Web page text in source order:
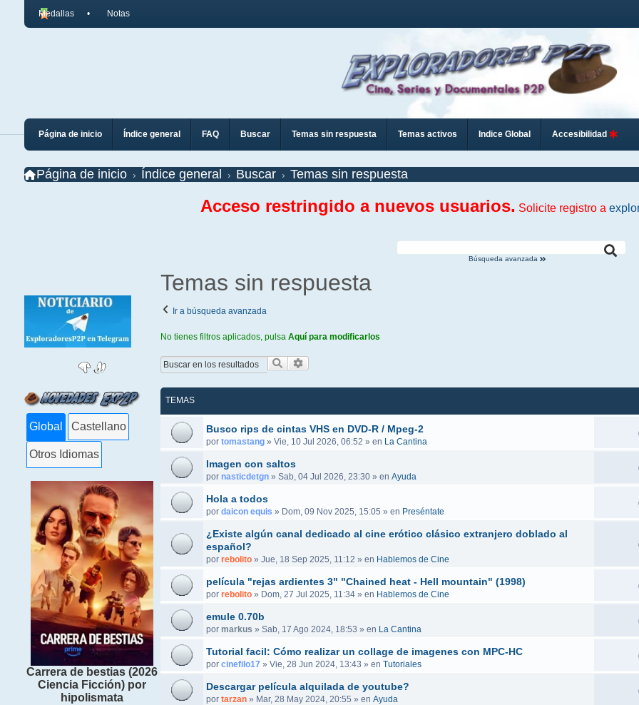
Medallas Notas
Página de inicio Índice general FAQ Buscar Temas sin respuesta Temas activos Indice Global Accesibilidad
Página de inicio Índice general Buscar Temas sin respuesta
Acceso restringido a nuevos usuarios. Solicite registro a
Búsqueda avanzada
Global Castellano
Otros Idiomas
Carrera de bestias (2026
Ciencia Ficción) por
hipolismata
Temas sin respuesta
Ir a búsqueda avanzada
No tienes filtros aplicados, pulsa Aquí para modificarlos
Buscar
TEMAS
Busco rips de cintas VHS en DVD-R / Mpeg-2
por tomastang» Vie, 10 Jul 2026, 06:52 » en La Cantina
Imagen con saltos
por nasticdetgn» Sab, 04 Jul 2026, 23:30» en Ayuda
Hola a todos
por daicon equis » Dom, 09 Nov 2025, 15:05 » en Preséntate
¿Existe algún canal dedicado al cine erótico clásico extranjero doblado al
español?
por rebolito» Jue, 18 Sep 2025, 11:12 » en Hablemos de Cine
película "rejas ardientes 3" "Chained heat - Hell mountain" (1998)
por rebolito» Dom, 27 Jul 2025, 11:34» en Hablemos de Cine
emule 0.70b
por markus » Sab, 17 Ago 2024, 18:53 » en La Cantina
Tutorial facil: Cómo realizar un collage de imagenes con MPC-HC
por cinefilo17 » Vie, 28 Jun 2024, 13:43 » en Tutoriales
Descargar película alquilada de youtube?
por tarzan» Mar, 28 May 2024, 20:55 » en Ayuda